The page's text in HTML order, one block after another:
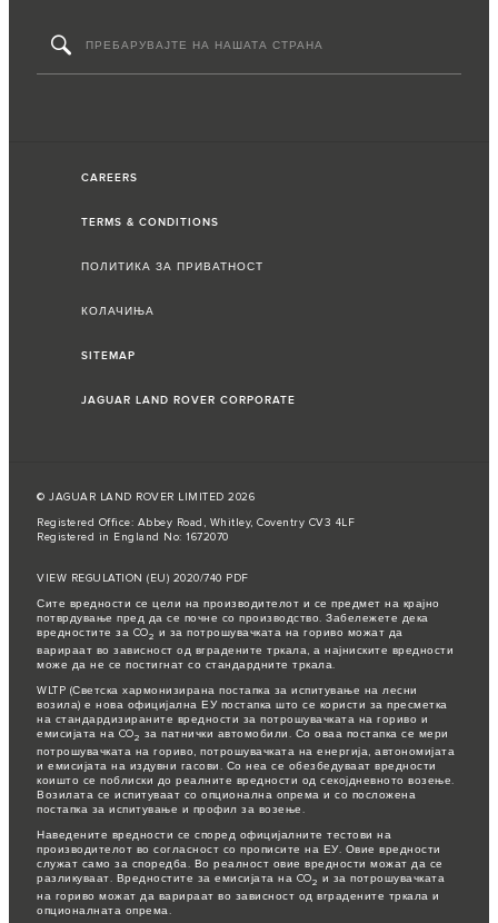
CAREERS
TERMS & CONDITIONS
ПОЛИТИКА ЗА ПРИВАТНОСТ
КОЛАЧИЊА
SITEMAP
JAGUAR LAND ROVER CORPORATE
© JAGUAR LAND ROVER LIMITED 2026
Registered Office: Abbey Road, Whitley, Coventry CV3 4LF
Registered in England No: 1672070
VIEW REGULATION (EU) 2020/740 PDF
Сите вредности се цели на производителот и се предмет на крајно
потврдување пред да се почне со производство. Забележете дека
вредностите за CO2 и за потрошувачката на гориво можат да
варираат во зависност од вградените тркала, а најниските вредности
може да не се постигнат со стандардните тркала.
WLTP (Светска хармонизирана постапка за испитување на лесни
возила) е нова официјална ЕУ постапка што се користи за пресметка
на стандардизираните вредности за потрошувачката на гориво и
емисијата на CO2 за патнички автомобили. Со оваа постапка се мери
потрошувачката на гориво, потрошувачката на енергија, автономијата
и емисијата на издувни гасови. Со неа се обезбедуваат вредности
коишто се поблиски до реалните вредности од секојдневното возење.
Возилата се испитуваат со опционална опрема и со посложена
постапка за испитување и профил за возење.
Наведените вредности се според официјалните тестови на
производителот во согласност со прописите на ЕУ. Овие вредности
служат само за споредба. Во реалност овие вредности можат да се
разликуваат. Вредностите за емисијата на CO2 и за потрошувачката
на гориво можат да варираат во зависност од вградените тркала и
опционалната опрема.